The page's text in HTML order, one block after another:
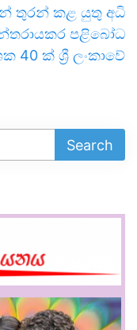
තුරන් කළ යුතු අධි
පළිබෝධ
40 ක් ශ්‍රී ලංකාවේ